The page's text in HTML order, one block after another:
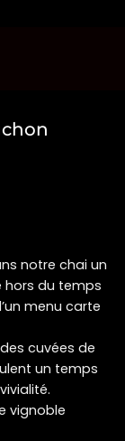
notre chai un
hors du temps
menu carte
cuvées de
un temps
vignoble